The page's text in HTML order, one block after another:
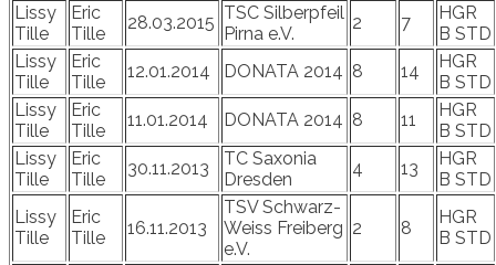
Lissy
Tille
Eric
Tille
28.03.2015 TSC Silberpfeil
Pirna e.V.
2 7
HGR
B STD
Lissy
Tille
Eric
Tille
12.01.2014 DONATA 2014 8 14
HGR
B STD
Lissy
Tille
Eric
Tille
11.01.2014 DONATA 2014 8 11
HGR
B STD
Lissy
Tille
Eric
Tille
30.11.2013
TC Saxonia
Dresden
4 13
HGR
B STD
Lissy
Tille
Eric
Tille
16.11.2013
TSV Schwarz-
Weiss Freiberg
e.V.
2 8
HGR
B STD